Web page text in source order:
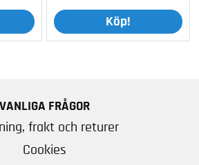
Köp!
VANLIGA FRÅGOR
frakt och returer
Cookies